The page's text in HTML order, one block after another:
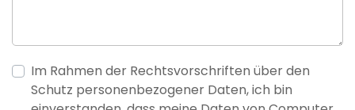
Im Rahmen der Rechtsvorschriften über den
Schutz personenbezogener Daten, ich bin